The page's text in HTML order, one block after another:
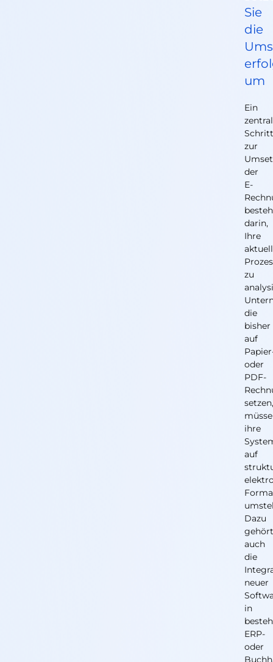
Sie
die
um
Ein
zur
der
E-
darin,
Ihre
zu
die
bisher
auf
oder
PDF-
ihre
auf
Dazu
auch
die
neuer
in
ERP-
oder